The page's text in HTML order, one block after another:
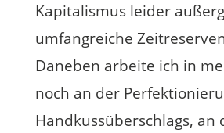
Kapitalismus leider
umfangreiche
Daneben arbeite ich in
noch an der
Handkussüberschlags, an